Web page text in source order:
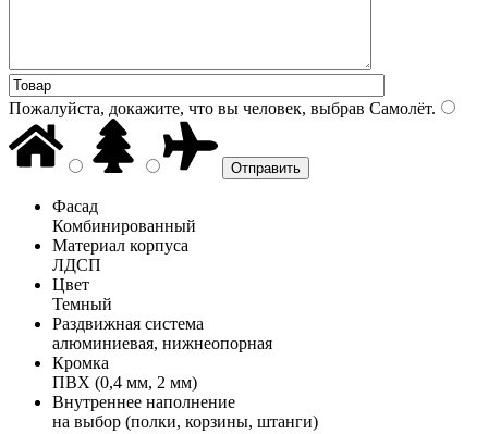
Пожалуйста, докажите, что вы человек, выбрав Самолёт.
Фасад
Комбинированный
Материал корпуса
ЛДСП
Цвет
Темный
Раздвижная система
алюминиевая, нижнеопорная
Кромка
ПВХ (0,4 мм, 2 мм)
Внутреннее наполнение
на выбор (полки, корзины, штанги)